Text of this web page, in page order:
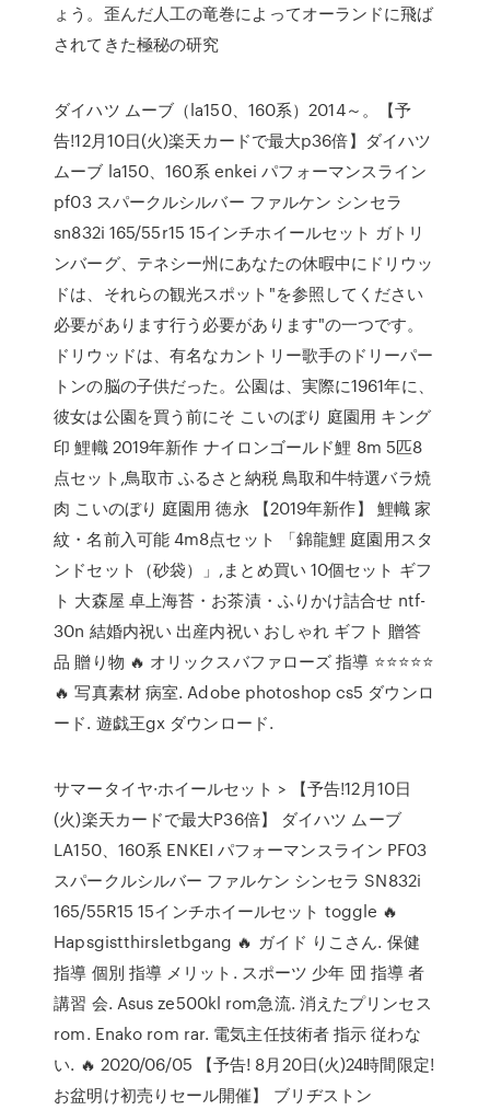
ょう。歪んだ人工の竜巻によってオーランドに飛ば
されてきた極秘の研究
ダイハツ ムーブ（la150、160系）2014～。【予
告!12月10日(火)楽天カードで最大p36倍】ダイハツ
ムーブ la150、160系 enkei パフォーマンスライン
pf03 スパークルシルバー ファルケン シンセラ
sn832i 165/55r15 15インチホイールセット ガトリ
ンバーグ、テネシー州にあなたの休暇中にドリウッ
ドは、それらの観光スポット"を参照してください
必要があります行う必要があります"の一つです。
ドリウッドは、有名なカントリー歌手のドリーパー
トンの脳の子供だった。公園は、実際に1961年に、
彼女は公園を買う前にそ こいのぼり 庭園用 キング
印 鯉幟 2019年新作 ナイロンゴールド鯉 8m 5匹8
点セット,鳥取市 ふるさと納税 鳥取和牛特選バラ焼
肉 こいのぼり 庭園用 徳永 【2019年新作】 鯉幟 家
紋・名前入可能 4m8点セット 「錦龍鯉 庭園用スタ
ンドセット（砂袋）」,まとめ買い 10個セット ギフ
ト 大森屋 卓上海苔・お茶漬・ふりかけ詰合せ ntf-
30n 結婚内祝い 出産内祝い おしゃれ ギフト 贈答
品 贈り物 🔥 オリックスバファローズ 指導 ⭐⭐⭐⭐⭐
🔥 写真素材 病室. Adobe photoshop cs5 ダウンロ
ード. 遊戯王gx ダウンロード.
サマータイヤ·ホイールセット > 【予告!12月10日
(火)楽天カードで最大P36倍】 ダイハツ ムーブ
LA150、160系 ENKEI パフォーマンスライン PF03
スパークルシルバー ファルケン シンセラ SN832i
165/55R15 15インチホイールセット toggle 🔥
Hapsgistthirsletbgang 🔥 ガイド りこさん. 保健
指導 個別 指導 メリット. スポーツ 少年 団 指導 者
講習 会. Asus ze500kl rom急流. 消えたプリンセス
rom. Enako rom rar. 電気主任技術者 指示 従わな
い. 🔥 2020/06/05 【予告! 8月20日(火)24時間限定!
お盆明け初売りセール開催】 ブリヂストン